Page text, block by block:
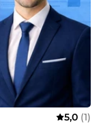
5,0 (1)